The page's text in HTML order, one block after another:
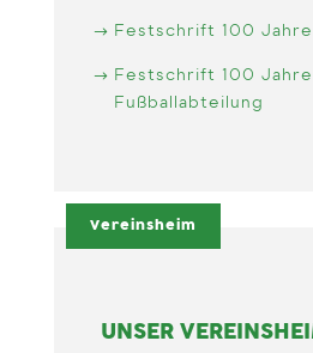
Festschrift 100 Jahre
Festschrift 100 Jahre
Fußballabteilung
Vereinsheim
UNSER